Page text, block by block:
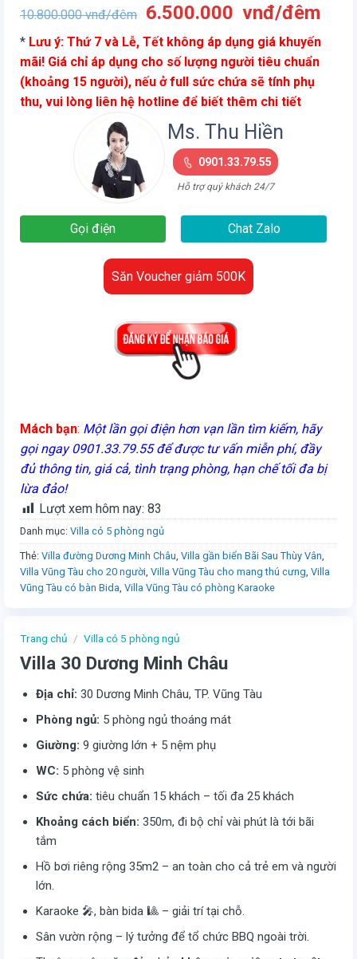
Trang chủ / Villa có 5 phòng ngủ
Villa 30 Dương Minh Châu
Địa chỉ: 30 Dương Minh Châu, TP. Vũng Tàu
Phòng ngủ: 5 phòng ngủ thoáng mát
Giường: 9 giường lớn + 5 nệm phụ
WC: 5 phòng vệ sinh
Sức chứa: tiêu chuẩn 15 khách – tối đa 25 khách
Khoảng cách biển: 350m, đi bộ chỉ vài phút là tới bãi
tắm
Hồ bơi riêng rộng 35m2 – an toàn cho cả trẻ em và người
lớn.
Karaoke 🎤, bàn bida 🎱 – giải trí tại chỗ.
Sân vườn rộng – lý tưởng để tổ chức BBQ ngoài trời.
10.800.000vnđ/đêm
Giá
gốc
là:
10.800.000
vnđ/
đêm.
6.500.000 vnđ/đêmGiá
tại
là:
* Lưu ý: Thứ 7 và Lễ, Tết không áp dụng giá khuyến
mãi! Giá chỉ áp dụng cho số lượng người tiêu chuẩn
(khoảng 15 người), nếu ở full sức chứa sẽ tính phụ
thu, vui lòng liên hệ hotline để biết thêm chi tiết
Ms. Thu Hiền
0901.33.79.55
Hỗ trợ quý khách 24/7
Gọi điện Chat Zalo
Săn Voucher giảm 500K
Mách bạn: Một lần gọi điện hơn vạn lần tìm kiếm, hãy
gọi ngay 0901.33.79.55 để được tư vấn miễn phí, đầy
đủ thông tin, giá cả, tình trạng phòng, hạn chế tối đa bị
lừa đảo!
Lượt xem hôm nay: 83
Danh mục: Villa có 5 phòng ngủ
Thẻ: Villa đường Dương Minh Châu, Villa gần biển Bãi Sau Thùy Vân,
Villa Vũng Tàu cho 20 người, Villa Vũng Tàu cho mang thú cưng, Villa
Vũng Tàu có bàn Bida, Villa Vũng Tàu có phòng Karaoke